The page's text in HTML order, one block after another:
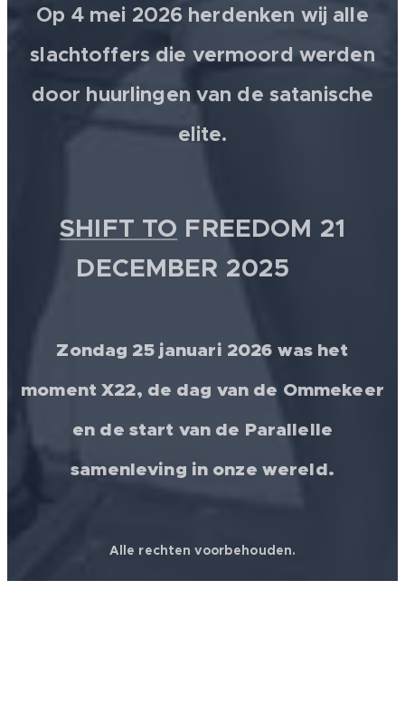
Op 4 mei 2026 herdenken wij alle
slachtoffers die vermoord werden
door huurlingen van de satanische
elite.
SHIFT TO FREEDOM 21
DECEMBER 2025 💫
Zondag 25 januari 2026 was het
moment X22, de dag van de Ommekeer
en de start van de Parallelle
samenleving in onze wereld.
Alle rechten voorbehouden.